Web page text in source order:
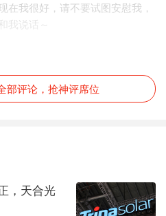
在我很好，请不要试图安慰我，
我说话～
部评论，抢神评席位
，天合光